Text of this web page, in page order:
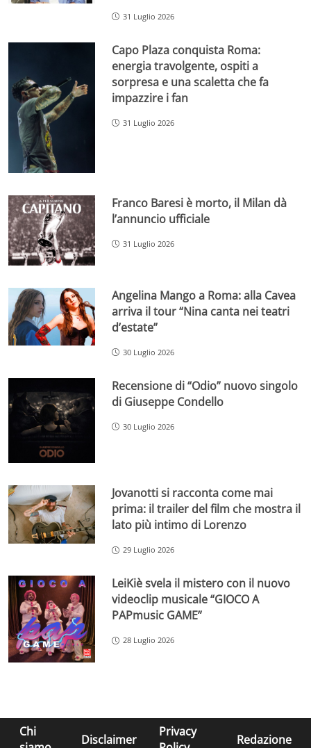
31 Luglio 2026
Capo Plaza conquista Roma:
energia travolgente, ospiti a
sorpresa e una scaletta che fa
impazzire i fan
31 Luglio 2026
Franco Baresi è morto, il Milan dà
l’annuncio ufficiale
31 Luglio 2026
Angelina Mango a Roma: alla Cavea
arriva il tour “Nina canta nei teatri
d’estate”
30 Luglio 2026
Recensione di “Odio” nuovo singolo
di Giuseppe Condello
30 Luglio 2026
Jovanotti si racconta come mai
prima: il trailer del film che mostra il
lato più intimo di Lorenzo
29 Luglio 2026
LeiKiè svela il mistero con il nuovo
videoclip musicale “GIOCO A
PAPmusic GAME”
28 Luglio 2026
Chi
Disclaimer
Privacy
Redazione